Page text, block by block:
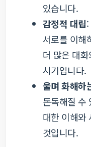
있습니다.
감정적 대립
서로를 이해
더 많은 대
시기입니다.
울며 화해하
돈독해질 수
대한 이해와
것입니다.